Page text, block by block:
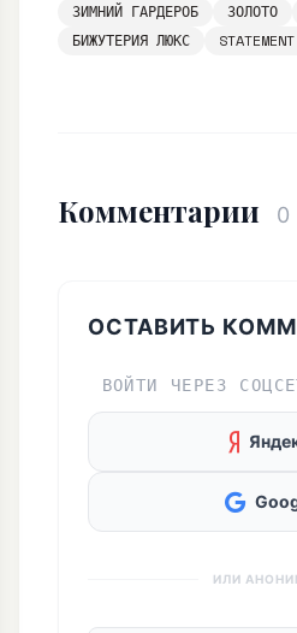
ЗИМНИЙ ГАРДЕРОБ ЗОЛОТО
БИЖУТЕРИЯ ЛЮКС
Комментарии 0
ОСТАВИТЬ
ВОЙТИ ЧЕРЕЗ
ИЛИ